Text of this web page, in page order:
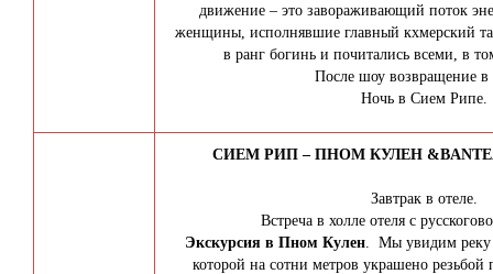
движение – это завораживающий поток
женщины, исполнявшие главный кхмерский
в ранг богинь и почитались всеми, в
После шоу возвращение в
Ночь в Сием Рипе.
СИЕМ РИП – ПНОМ КУЛЕН
Завтрак в отеле.
Встреча в холле отеля с
Экскурсия в Пном Кулен. Мы увидим реку
которой на сотни метров украшено